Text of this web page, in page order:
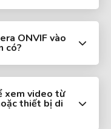
ONVIF vào
có?
xem video từ
thiết bị di